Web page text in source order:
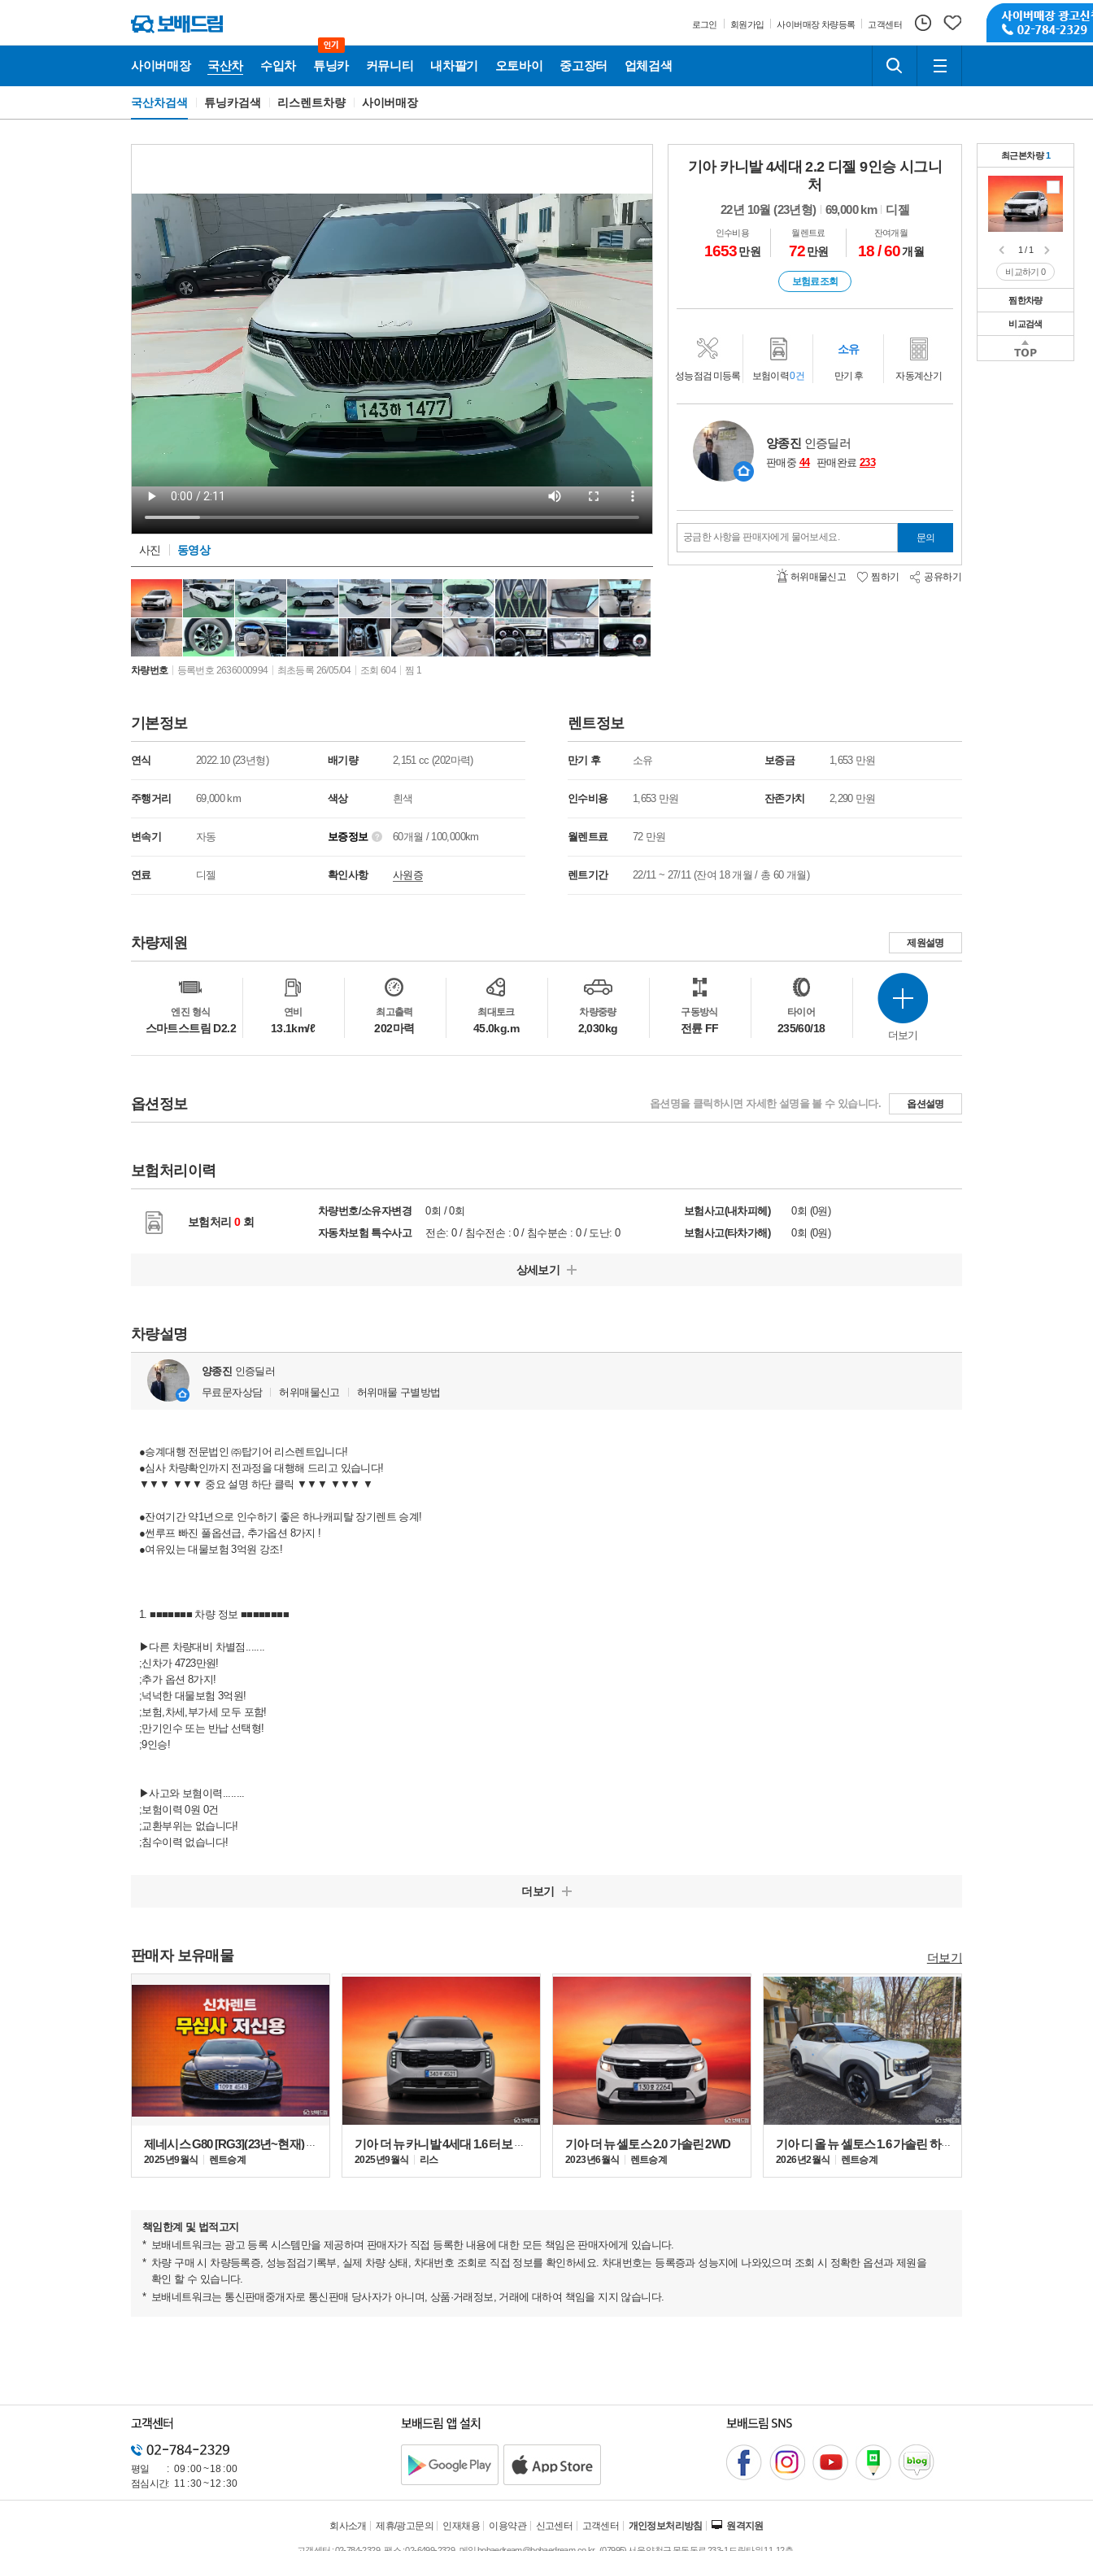
로그인 회원가입 사이버매장 차량등록 고객센터
사이버매장 국산차 수입차 튜닝카 커뮤니티 내차팔기 오토바이 중고장터 업체검색
국
국산차검색 튜닝카검색 리스렌트차량 사이버매장
사진 동영상
차량번호 등록번호 2636000994 최초등록 26/05/04 조회 604 찜 1
기아 카니발 4세대 2.2 디젤 9인승 시그니
처
22년 10월 (23년형) 69,000 km 디젤
인수비용
1653만원
월렌트료
72 만원
잔여개월
18 / 60개월
보험료조회
성능점검 미등록 보험이력0건 만기 후
소유
자동계산기
양종진 인증딜러
판매중 44 판매완료 233
궁금한 사항을 판매자에게 물어보세요. 문의
허위매물신고 찜하기 공유하기
기본정보
연식 2022.10 (23년형) 배기량 2,151 cc (202마력)
주행거리 69,000 km 색상 흰색
변속기 자동 보증정보 60개월 / 100,000km
연료 디젤 확인사항 사원증
렌트정보
만기 후 소유 보증금 1,653 만원
인수비용 1,653 만원 잔존가치 2,290 만원
월렌트료 72 만원
렌트기간 22/11 ~ 27/11 (잔여 18 개월 / 총 60 개월)
차량제원
제원설명
엔진 형식
스마트스트림 D2.2
연비
13.1km/ℓ
최고출력
202마력
최대토크
45.0kg.m
차량중량
2,030kg
구동방식
전륜 FF
타이어
235/60/18
더보기
옵션정보 옵션명을 클릭하시면 자세한 설명을 볼 수 있습니다. 옵션설명
보험처리이력
보험처리 0회
차량번호/소유자변경
0회 / 0회
자동차보험 특수사고
전손: 0 / 침수전손 : 0 / 침수분손 : 0 / 도난: 0
보험사고(내차피헤)
0회 (0원)
보험사고(타차가해)
0회 (0원)
상세보기
차량설명
양종진 인증딜러
무료문자상담
허위매물신고 허위매물 구별방법
●승계대행 전문법인 ㈜탑기어 리스렌트입니다!
●심사 차량확인까지 전과정을 대행해 드리고 있습니다!
▼▼▼ ▼▼▼ 중요 설명 하단 클릭 ▼▼▼ ▼▼▼ ▼
●잔여기간 약1년으로 인수하기 좋은 하나캐피탈 장기렌트 승계!
●썬루프 빠진 풀옵션급, 추가옵션 8가지 !
●여유있는 대물보험 3억원 강조!
1. ■■■■■■■ 차량 정보 ■■■■■■■■
▶다른 차량대비 차별점.......
;신차가 4723만원!
;추가 옵션 8가지!
;넉넉한 대물보험 3억원!
;보험,차세,부가세 모두 포함!
;만기인수 또는 반납 선택형!
;9인승!
▶사고와 보혐이력........
;보험이력 0원 0건
;교환부위는 없습니다!
;침수이력 없습니다!
▶추가옵션에 대하여
- 화이트컬러
- 컴포트팩
- 드라이브와이즈
- 크렐사운드
- 모니터링팩
- 원격주차보조
- 스마트커넥트
- 스타일
(리스렌트 잘 모르시는분들 필독!) ■■■■■■
-모든 렌트와 리스는 할부와는 구조가 다릅니다!
;계약시 비용+ 운행기간 비용 + 만기 인수시 비용(반납시 비용)으로 구성되어있습니다!
■■■■■■■■■■■■■■■■■■■■■■■■■■
더보기
판매자 보유매물 더보기
제네시스 G80 [RG3](23년~현재) 3.5 터보 AWD
2025년 9월식
렌트승계
기아 더 뉴 카니발 4세대 1.6 터보 HEV 7인승
2025년 9월식
리스
기아 더 뉴 셀토스 2.0 가솔린 2WD
2023년 6월식 렌트승계
기아 디 올 뉴 셀토스 1.6 가솔린 하이브리드
2026년 2월식
렌트승계
책임한계 및 법적고지
보배네트워크는 광고 등록 시스템만을 제공하며 판매자가 직접 등록한 내용에 대한 모든 책임은 판매자에게 있습니다.
차량 구매 시 차량등록증, 성능점검기록부, 실제 차량 상태, 차대번호 조회로 직접 정보를 확인하세요. 차대번호는 등록증과 성능지에 나와있으며 조회 시 정확한 옵션과 제원을
확인 할 수 있습니다.
보배네트워크는 통신판매중개자로 통신판매 당사자가 아니며, 상품·거래정보, 거래에 대하여 책임을 지지 않습니다.
최근본차량1
1 / 1
비교하기0
찜한차량
1 / 1
비교하기
비교검색
1 / 1
평일
09 : 00 ~ 18 : 00
점심시간 11 : 30 ~ 12 : 30
회사소개 제휴/광고문의 인재채용 이용약관 신고센터 고객센터 개인정보처리방침 원격지원